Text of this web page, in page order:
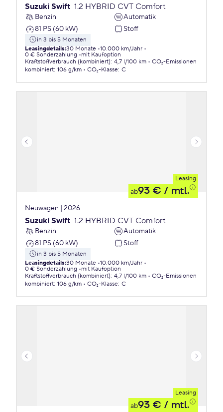
Suzuki Swift 1.2 HYBRID CVT Comfort
Benzin
Automatik
81 PS (60 kW)
Stoff
in 3 bis 5 Monaten
Leasingdetails:30 Monate 10.000 km/Jahr
0 € Sonderzahlung
mit Kaufoption
Kraftstoffverbrauch (kombiniert): 4,7 l/100 km
CO₂-Emissionen
kombiniert: 106 g/km CO₂-Klasse: C
Leasing
ab93 € / mtl.
Neuwagen | 2026
Suzuki Swift 1.2 HYBRID CVT Comfort
Benzin
Automatik
81 PS (60 kW)
Stoff
in 3 bis 5 Monaten
Leasingdetails:30 Monate 10.000 km/Jahr
0 € Sonderzahlung
mit Kaufoption
Kraftstoffverbrauch (kombiniert): 4,7 l/100 km
CO₂-Emissionen
kombiniert: 106 g/km CO₂-Klasse: C
Leasing
ab93 € / mtl.